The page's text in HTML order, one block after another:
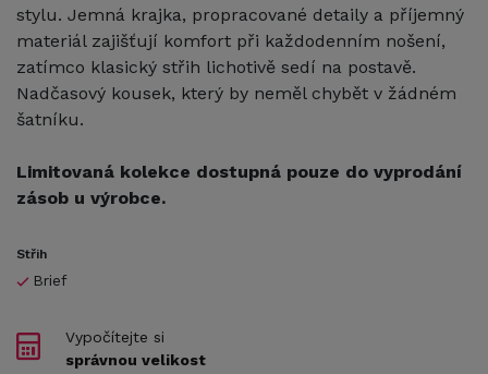
stylu. Jemná krajka, propracované detaily a příjemný
materiál zajišťují komfort při každodenním nošení,
zatímco klasický střih lichotivě sedí na postavě.
Nadčasový kousek, který by neměl chybět v žádném
šatníku.
Limitovaná kolekce dostupná pouze do vyprodání
zásob u výrobce.
Střih
Brief
Vypočítejte si
správnou velikost